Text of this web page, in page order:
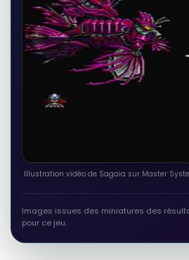
Illustration vidéo de Sagaia sur Master
Images issues des miniatures des
pour ce jeu.